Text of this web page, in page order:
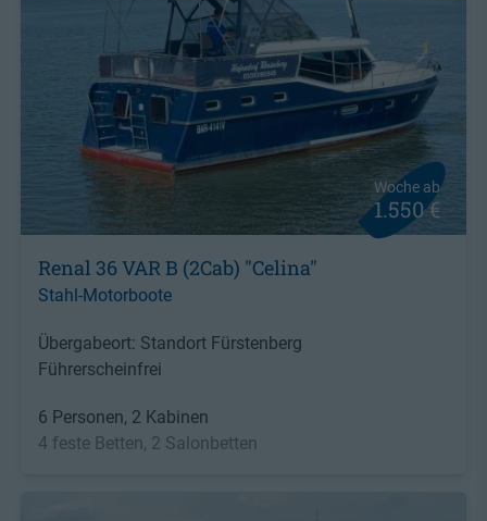
Renal 36 VAR B (2Cab) "Celina"
Stahl-Motorboote
Übergabeort: Standort Fürstenberg
Führerscheinfrei
6 Personen, 2 Kabinen
4 feste Betten, 2 Salonbetten
Woche ab
1.550 €